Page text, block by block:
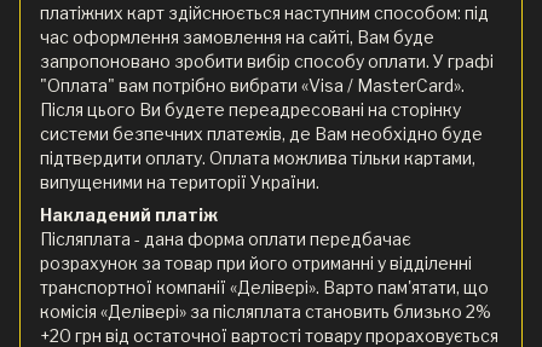
платіжних карт здійснюється наступним способом: під
час оформлення замовлення на сайті, Вам буде
запропоновано зробити вибір способу оплати. У графі
"Оплата" вам потрібно вибрати «Visa / MasterCard».
Після цього Ви будете переадресовані на сторінку
системи безпечних платежів, де Вам необхідно буде
підтвердити оплату. Оплата можлива тільки картами,
випущеними на території України.
Накладений платіж
Післяплата - дана форма оплати передбачає
розрахунок за товар при його отриманні у відділенні
транспортної компанії «Делівері». Варто пам'ятати, що
комісія «Делівері» за післяплата становить близько 2%
+20 грн від остаточної вартості товару прораховується